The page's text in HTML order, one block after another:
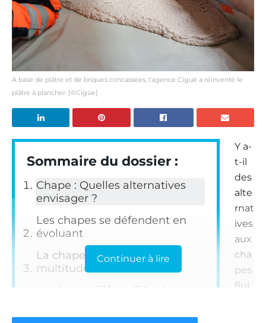
A base de plâtre et de briques concassées, l'agence CIguë a réinventé le
plâtre à plancher. [©Cigüe]
Sommaire du dossier :
Chape : Quelles alternatives
envisager ?
Les chapes se défendent en
évoluant
La chape sèche ou la
multitude de solutions
La chaux, alliée millénaire
Y a-
t-il
des
alte
rnat
ives
aux
cha
pes
flui
Continuer à lire